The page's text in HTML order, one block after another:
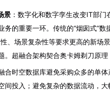
景：数字化和数字孪生改变IT部门
务的重要一环。传统的“烟囱式”
、场景复杂性等要求更高的新场
。超融合架构契合奥卡姆剃刀原理
合时空数据库避免采购众多的单
间投入；避免复杂的数据流动，